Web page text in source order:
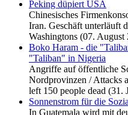
Peking düpiert USA
Chinesisches
Iran. Geschäft unterläuft
Washingtons (07. August
Boko Haram - die
"Taliban" in Nigeria
Angriffe auf öffentliche
Nordprovinzen / Attacks
left 150 people dead (31.
Sonnenstrom für die
In Guatemala wird mit